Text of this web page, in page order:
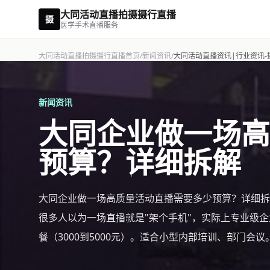
摄 大同活动直播拍摄摄行直播
医学手术直播服务
大同活动直播拍摄摄行直播首页/新闻资讯/大同活动直播资讯|行业资讯-
新闻资讯
大同企业做一场
预算？详细拆解
大同企业做一场高质量活动直播需要多少预算？详细
很多人以为一场直播就是"架个手机"，实际上专业级
餐（3000到5000元）。适合小型内部培训、部门会议